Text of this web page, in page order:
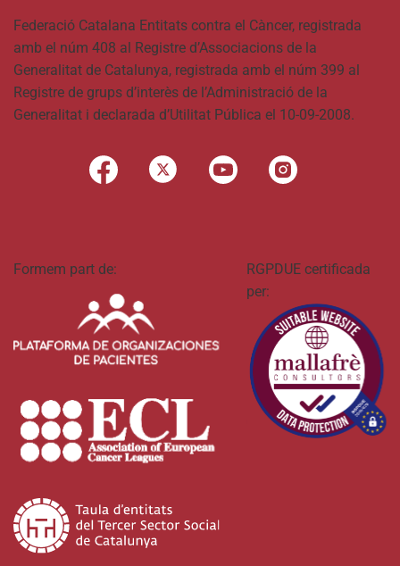
Federació Catalana Entitats contra el Càncer, registrada
amb el núm 408 al Registre d’Associacions de la
Generalitat de Catalunya, registrada amb el núm 399 al
Registre de grups d’interès de l’Administració de la
Generalitat i declarada d’Utilitat Pública el 10-09-2008.
Formem part de:
RGPDUE certificada
per: